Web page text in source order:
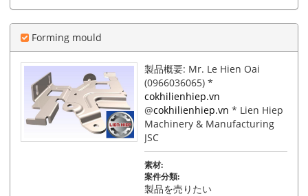
Forming mould
製品概要: Mr. Le Hien Oai
(0966036065) *
cokhilienhiep.vn
@cokhilienhiep.vn * Lien Hiep
Machinery & Manufacturing
JSC
素材:
案件分類:
製品を売りたい